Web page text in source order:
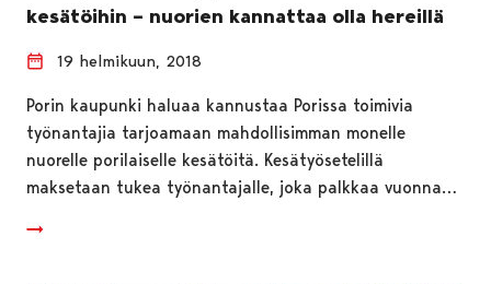
kesätöihin – nuorien kannattaa olla hereillä
19 helmikuun, 2018
Porin kaupunki haluaa kannustaa Porissa toimivia
työnantajia tarjoamaan mahdollisimman monelle
nuorelle porilaiselle kesätöitä. Kesätyösetelillä
maksetaan tukea työnantajalle, joka palkkaa vuonna…